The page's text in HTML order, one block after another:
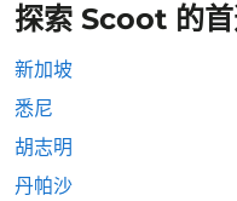
探索 Scoot 的
新加坡
悉尼
胡志明
丹帕沙